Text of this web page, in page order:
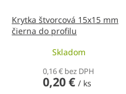
Krytka štvorcová 15x15 mm
čierna do profilu
Skladom
0,16 € bez DPH
0,20 € / ks